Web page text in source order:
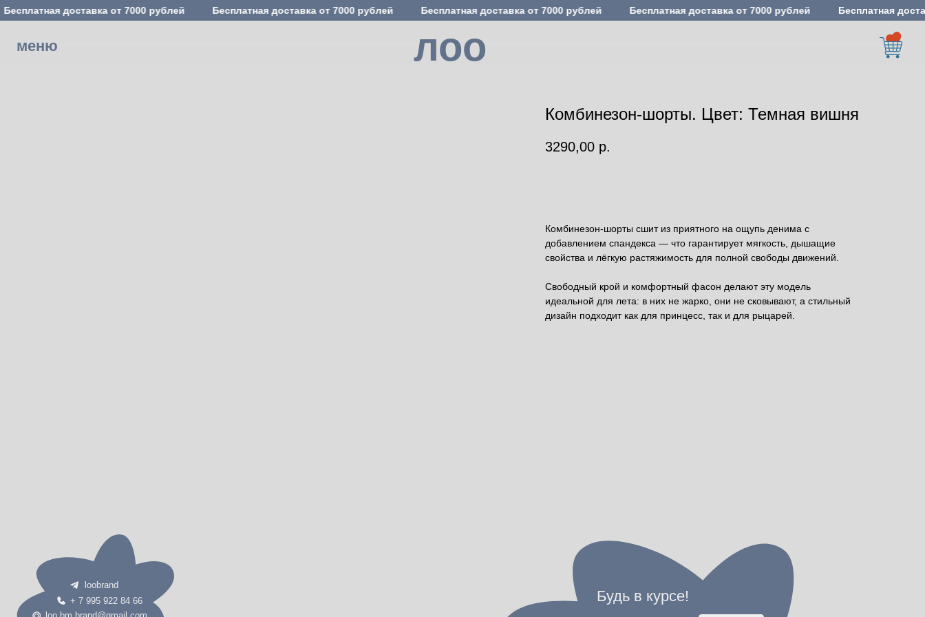
Бесплатная доставка от 7000 рублей Бесплатная доставка от 7000 рублей Бесплатная доставка от 7000 рублей Бесплатная доставка от 7000 рублей Бесплатная
меню лоо
Комбинезон-шорты. Цвет: Темная вишня
3290,00 р.
Комбинезон-шорты сшит из приятного на ощупь денима с
добавлением спандекса — что гарантирует мягкость, дышащие
свойства и лёгкую растяжимость для полной свободы движений.
Свободный крой и комфортный фасон делают эту модель
идеальной для лета: в них не жарко, они не сковывают, а стильный
дизайн подходит как для принцесс, так и для рыцарей.
политика конфиденциальности
пользовательское соглашение
loo.bm.brand@gmail.com
+ 7 995 922 84 66
ПОДПИСАТЬСЯ
Нажимая на кнопку "Подписаться", вы соглашаетесь на обработку
персональных данных и получение новостей, а также подтверждаете,
политикой конфиденциальности